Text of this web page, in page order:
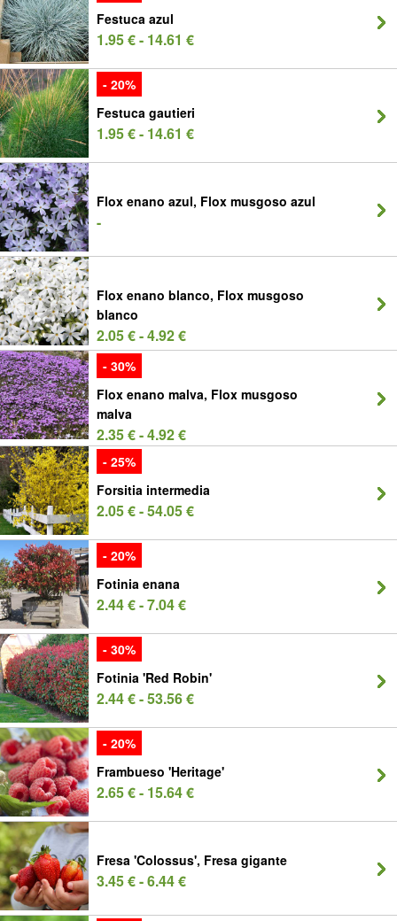
Festuca azul
1.95 € - 14.61 €
- 20%
Festuca gautieri
1.95 € - 14.61 €
Flox enano azul, Flox musgoso azul
-
Flox enano blanco, Flox musgoso
blanco
2.05 € - 4.92 €
- 30%
Flox enano malva, Flox musgoso
malva
2.35 € - 4.92 €
- 25%
Forsitia intermedia
2.05 € - 54.05 €
- 20%
Fotinia enana
2.44 € - 7.04 €
- 30%
Fotinia 'Red Robin'
2.44 € - 53.56 €
- 20%
Frambueso 'Heritage'
2.65 € - 15.64 €
Fresa 'Colossus', Fresa gigante
3.45 € - 6.44 €